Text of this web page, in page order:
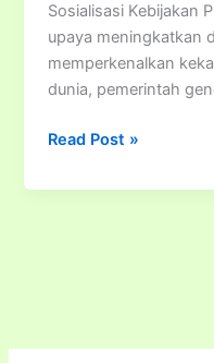
Sosialisasi Kebijakan
upaya meningkatkan
memperkenalkan
dunia, pemerintah
Sosialisasi
Promosi
Tengah,
Read Post »